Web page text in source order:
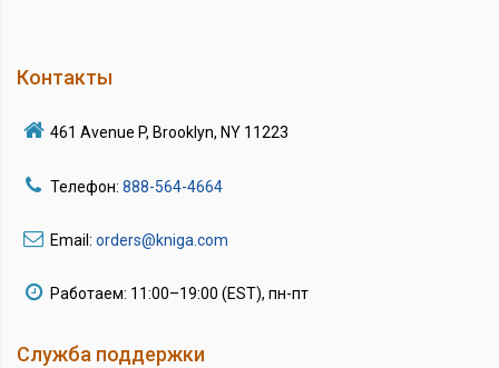
Контакты
461 Avenue P, Brooklyn, NY 11223
Телефон: 888-564-4664
Email: orders@kniga.com
Работаем: 11:00–19:00 (EST), пн-пт
Служба поддержки